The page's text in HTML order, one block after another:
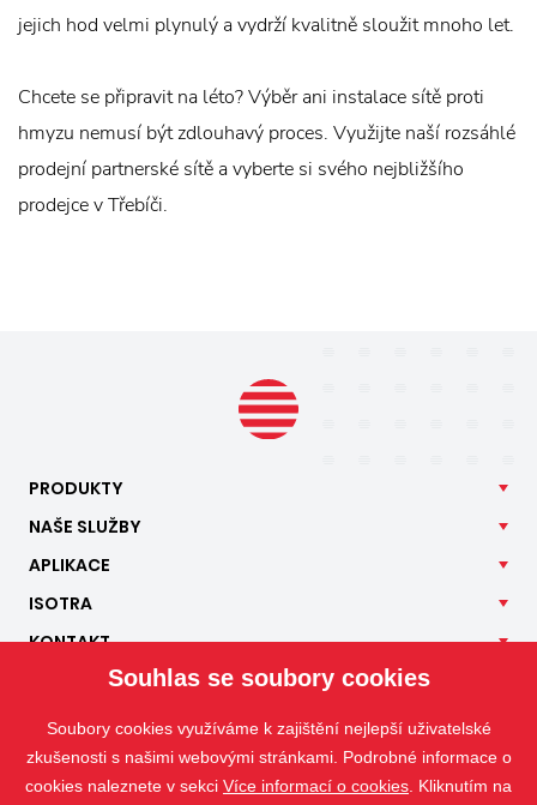
jejich hod velmi plynulý a vydrží kvalitně sloužit mnoho let.
Chcete se připravit na léto? Výběr ani instalace sítě proti
hmyzu nemusí být zdlouhavý proces. Využijte naší rozsáhlé
prodejní partnerské sítě a vyberte si svého nejbližšího
prodejce v Třebíči.
PRODUKTY
NAŠE SLUŽBY
APLIKACE
ISOTRA
KONTAKT
Souhlas se soubory cookies
Soubory cookies využíváme k zajištění nejlepší uživatelské
zkušenosti s našimi webovými stránkami. Podrobné informace o
cookies naleznete v sekci Více informací o cookies . Kliknutím na